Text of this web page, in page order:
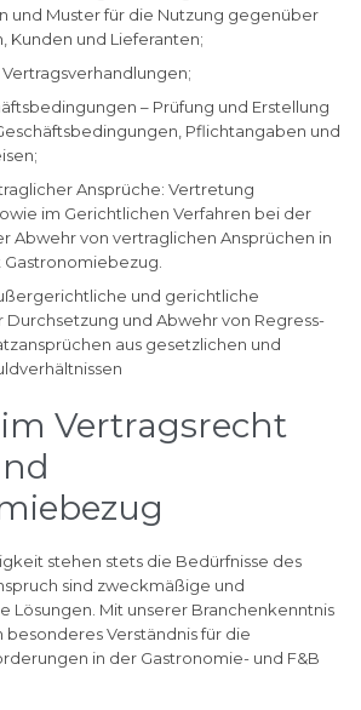
und Muster für die Nutzung gegenüber
Kunden und Lieferanten;
– Prüfung und Erstellung
Pflichtangaben und
Ansprüche: Vertretung
im Gerichtlichen Verfahren bei der
Abwehr von vertraglichen Ansprüchen in
und gerichtliche
und Abwehr von Regress-
aus gesetzlichen und
Vertragsrecht
stehen stets die Bedürfnisse des
sind zweckmäßige und
Lösungen. Mit unserer Branchenkenntnis
Verständnis für die
in der Gastronomie- und F&B